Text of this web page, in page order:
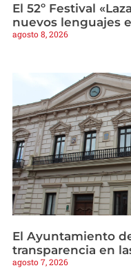
El 52º Festival
nuevos lenguajes
agosto 8, 2026
El Ayuntamiento
transparencia en
agosto 7, 2026